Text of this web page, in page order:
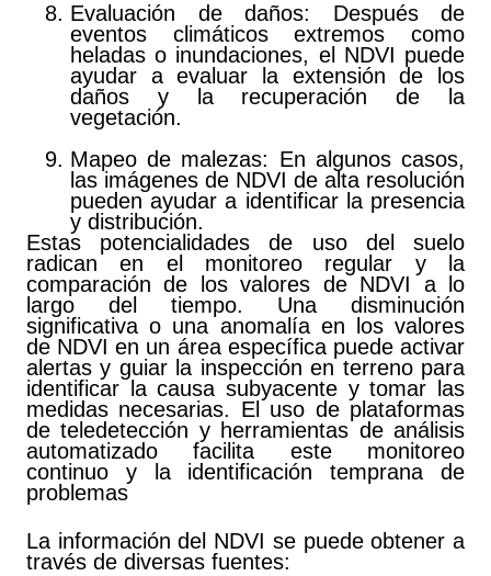
Evaluación de daños: Después de
eventos climáticos extremos como
heladas o inundaciones, el NDVI puede
ayudar a evaluar la extensión de los
daños y la recuperación de la
vegetación.
Mapeo de malezas: En algunos casos,
las imágenes de NDVI de alta resolución
pueden ayudar a identificar la presencia
y distribución.
Estas potencialidades de uso del suelo
radican en el monitoreo regular y la
comparación de los valores de NDVI a lo
largo del tiempo. Una disminución
significativa o una anomalía en los valores
de NDVI en un área específica puede activar
alertas y guiar la inspección en terreno para
identificar la causa subyacente y tomar las
medidas necesarias. El uso de plataformas
de teledetección y herramientas de análisis
automatizado facilita este monitoreo
continuo y la identificación temprana de
problemas
La información del NDVI se puede obtener a
través de diversas fuentes: